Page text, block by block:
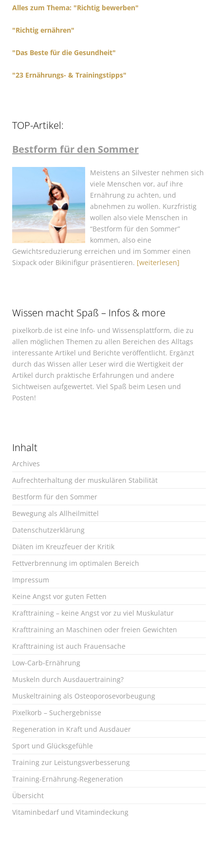
Alles zum Thema: "Richtig bewerben"
"Richtig ernähren"
"Das Beste für die Gesundheit"
"23 Ernährungs- & Trainingstipps"
TOP-Artikel:
Bestform für den Sommer
Meistens an Silvester nehmen sich
viele Menschen vor, auf ihre
Ernährung zu achten, und
abnehmen zu wollen. Kurzfristig
wollen also viele Menschen in
“Bestform für den Sommer”
kommen, also eine
Gewichtsreduzierung erreichen und im Sommer einen
Sixpack oder Bikinifigur präsentieren. [weiterlesen]
Wissen macht Spaß – Infos & more
pixelkorb.de ist eine Info- und Wissensplattform, die zu
allen möglichen Themen zu allen Bereichen des Alltags
interessante Artikel und Berichte veröffentlicht. Ergänzt
durch das Wissen aller Leser wird die Wertigkeit der
Artikel durch praktische Erfahrungen und andere
Sichtweisen aufgewertet. Viel Spaß beim Lesen und
Posten!
Inhalt
Archives
Aufrechterhaltung der muskulären Stabilität
Bestform für den Sommer
Bewegung als Allheilmittel
Datenschutzerklärung
Diäten im Kreuzfeuer der Kritik
Fettverbrennung im optimalen Bereich
Impressum
Keine Angst vor guten Fetten
Krafttraining – keine Angst vor zu viel Muskulatur
Krafttraining an Maschinen oder freien Gewichten
Krafttraining ist auch Frauensache
Low-Carb-Ernährung
Muskeln durch Ausdauertraining?
Muskeltraining als Osteoporosevorbeugung
Pixelkorb – Suchergebnisse
Regeneration in Kraft und Ausdauer
Sport und Glücksgefühle
Training zur Leistungsverbesserung
Training-Ernährung-Regeneration
Übersicht
Vitaminbedarf und Vitamindeckung